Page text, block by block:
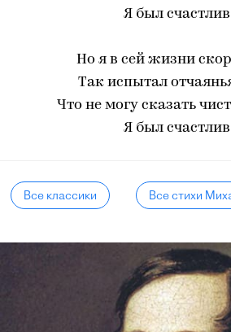
Я был
Но я в сей жизни
Так испытал
Что не могу сказать
Я был
Все классики Все стихи